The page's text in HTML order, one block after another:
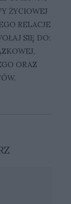
ŻYCIOWEJ
RELACJE
SIĘ DO:
ORAZ